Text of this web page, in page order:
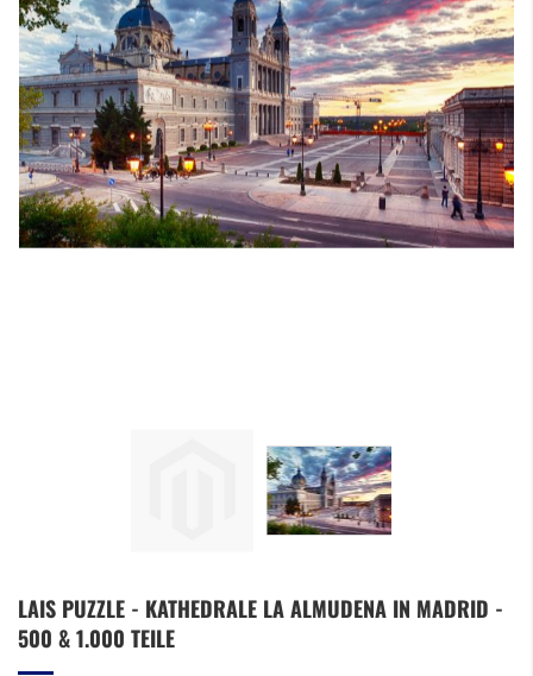
Anfang
der
LAIS PUZZLE - KATHEDRALE LA ALMUDENA IN MADRID -
500 & 1.000 TEILE